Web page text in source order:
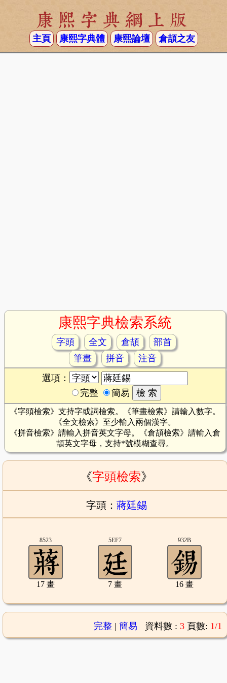
康熙字典網上版
主頁 康熙字典體 康熙論壇 倉頡之友
康熙字典檢索系統
字頭 全文 倉頡
部首
筆畫
拼音
注音
選項：
完整
簡易
《字頭檢索》支持字或詞檢索。《筆畫檢索》請輸入數字。
《全文檢索》至少輸入兩個漢字。
《拼音檢索》請輸入拼音英文字母。《倉頡檢索》請輸入倉
頡英文字母，支持*號模糊查尋。
《字頭檢索》
字頭： 蔣廷錫
8523
17 畫
5EF7
7 畫
932B
16 畫
完整| 簡易 資料數 : 3 頁數: 1/1